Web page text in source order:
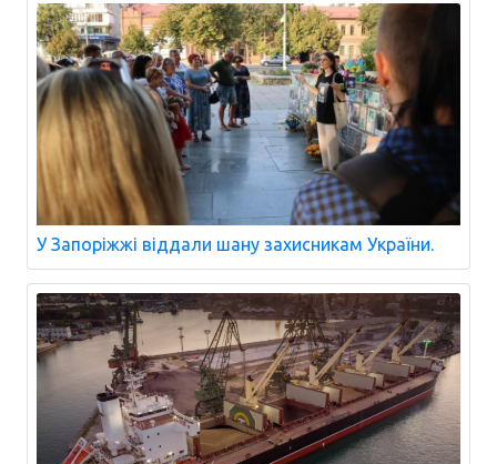
У Запоріжжі віддали шану захисникам України.